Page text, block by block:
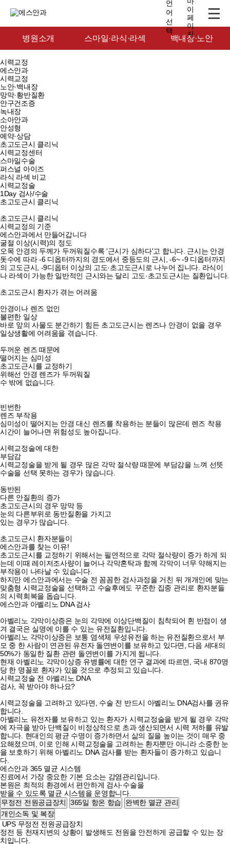
병원소개 스마일·라식·라섹 백내장·노안
시력교정
에스안과
시력교정
노안·백내장
망막·황반질환
안구건조증
녹내장
소아안과
안성형
예약·상담
초고도근시 클리닉
시력교정센터
스마일수술
퍼스널 아이즈
라식 라섹 비교
시력교정술
1Day 검사/수술
초고도근시 클리닉
초고도근시 클리닉
시력교정의 기준
에스안과에서 만들어갑니다
굴절 이상(시력)의 정도
오목 안경의 두께가 두꺼워질수록 '근시가 심하다'고 합니다. 근시는 안경
돗수에 따라 -6 디옵터까지의 경도에서 중등도의 근시, -6~ -9 디옵터까지
의 고도근시, -9디옵터 이상의 고도·초고도근시로 나누어 집니다. 라식이
나 라섹이 가능한 일반적인 근시와는 달리 고도·초고도근시는 질환입니다.
초고도근시 환자가 겪는 어려움
안경이나 렌즈 없인
불편한 일상
바로 앞의 사물도 분간하기 힘든 초고도근시는 렌즈나 안경이 없을 경우
일상생활에 어려움을 겪습니다.
두꺼운 렌즈 때문에
떨어지는 심미성
초고도근시를 교정하기
위해선 안경 렌즈가 두꺼워질
수 밖에 없습니다.
빈번한
렌즈 부작용
심미성이 떨어지는 안경 대신 렌즈를 착용하는 분들이 많은데 렌즈 착용
시간이 늘어나면 위험성도 높아집니다.
시력교정술에 대한
부담감
시력교정술을 받게 될 경우 많은 각막 절삭량 때문에 부담감을 느껴 선뜻
수술을 선택 못하는 경우가 많습니다.
동반된
다른 안질환의 증가
초고도근시의 경우 망막 등
눈의 다른부위로 동반질환을 가지고
있는 경우가 많습니다.
초고도근시 환자분들이
에스안과를 찾는 이유!
초고도근시를 교정하기 위해서는 필연적으로 각막 절삭량이 증가하게 되
는데 이때 레이저조사량이 늘어나 각막혼탁과 함께 각막이 너무 약해지는
부작용이 나타날 수 있습니다.
하지만 에스안과에서는 수술 전 꼼꼼한 검사과정을 거친 뒤 개개인에 맞는
맞춤형 시력교정술을 선택하고 수술후에도 꾸준한 집중 관리로 환자분들
의 시력회복을 돕습니다.
에스안과 아벨리노 DNA 검사
아벨리노 각막이상증은 눈의 각막에 이상단백질이 침착되어 흰 반점이 생
겨 결국은 실명에 이를 수 있는 유전질환입니다.
아벨리노 각막이상증은 보통 염색체 우성유전을 하는 유전질환으로서 부
모 중 한 사람이 연관된 유전자 돌연변이를 보유하고 있다면, 다음 세대의
50%가 동일한 질환 관련 돌연변이를 가지게 됩니다.
현재 아벨리노 각막이상증 유병률에 대한 연구 결과에 따르면, 국내 870명
당 한 명꼴로 환자가 있을 것으로 추정되고 있습니다.
시력교정술 전 아벨리노 DNA
검사, 꼭 받아야 하나요?
시력교정술을 고려하고 있다면, 수술 전 반드시 아벨리노 DNA검사를 권유
합니다.
아벨리노 유전자를 보유하고 있는 환자가 시력교정술을 받게 될 경우 각막
에 자극을 받아 단백질이 비정상적으로 초과 생산되면서 시력 저하를 유발
합니다. 현대인의 평균 수명이 증가하면서 삶의 질을 높이는 것이 매우 중
요해졌으며, 이로 인해 시력교정술을 고려하는 환자뿐만 아니라 소중한 눈
을 보호하기 위해 아벨리노 DNA 검사를 받는 환자들이 증가하고 있습니
다.
에스안과 365 멸균 시스템
진료에서 가장 중요한 기본 요소는 감염관리입니다.
본원은 최적의 환경에서 편안하게 검사·수술을
받을 수 있도록 멸균 시스템을 운영합니다.
무정전 전원공급장치
365일 항온 항습
완벽한 멸균 관리
개인소독 및 복장
UPS 무정전 전원공급장치
정전 등 천재지변의 상황이 발생해도 전원을 안전하게 공급할 수 있는 장
치입니다.